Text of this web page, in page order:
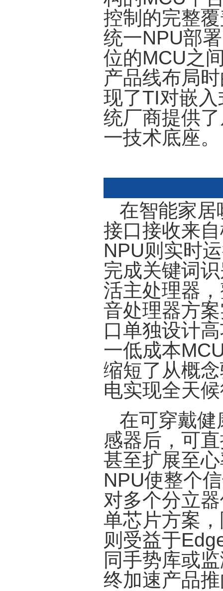
控制的完整
统一NPU部
位的MCU之
产品线布局
现了TI对嵌
统厂商提供
一技术底座。
在智能家居
接口接收来
NPU则实时
完成关键词
活主处理器
音处理器方
口单独设计
一低成本
缩短了从概
电实现全天
在可穿戴健
感器后，可
甚至扩展至
NPU使整个
对多个分立
单芯片方案
则受益于
同手势库或
终加速产品